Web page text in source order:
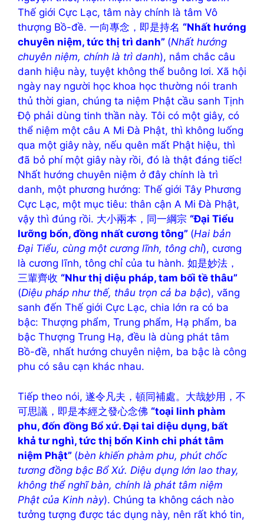
Thế giới Cực Lạc, tâm này chính là tâm Vô
thượng Bồ-đề. 一向專念，即是持名 “Nhất hướng
chuyên niệm, tức thị trì danh” (Nhất hướng
chuyên niệm, chính là trì danh), nắm chắc câu
danh hiệu này, tuyệt không thể buông lơi. Xã hội
ngày nay người học khoa học thường nói tranh
thủ thời gian, chúng ta niệm Phật cầu sanh Tịnh
Độ phải dùng tinh thần này. Tôi có một giây, có
thể niệm một câu A Mi Đà Phật, thì không luống
qua một giây này, nếu quên mất Phật hiệu, thì
đã bỏ phí một giây này rồi, đó là thật đáng tiếc!
Nhất hướng chuyên niệm ở đây chính là trì
danh, một phương hướng: Thế giới Tây Phương
Cực Lạc, một mục tiêu: thân cận A Mi Đà Phật,
vậy thì đúng rồi. 大小兩本，同一綱宗 “Đại Tiểu
lưỡng bổn, đồng nhất cương tông” (Hai bản
Đại Tiểu, cùng một cương lĩnh, tông chỉ), cương
là cương lĩnh, tông chỉ của tu hành. 如是妙法，
三輩齊收 “Như thị diệu pháp, tam bối tề thâu”
(Diệu pháp như thế, thâu trọn cả ba bậc), vãng
sanh đến Thế giới Cực Lạc, chia lớn ra có ba
bậc: Thượng phẩm, Trung phẩm, Hạ phẩm, ba
bậc Thượng Trung Hạ, đều là dùng phát tâm
Bồ-đề, nhất hướng chuyên niệm, ba bậc là công
phu có sâu cạn khác nhau.
Tiếp theo nói, 遂令凡夫，頓同補處。大哉妙用，不
可思議，即是本經之發心念佛 “toại linh phàm
phu, đốn đồng Bổ xứ. Đại tai diệu dụng, bất
khả tư nghì, tức thị bổn Kinh chi phát tâm
niệm Phật” (bèn khiến phàm phu, phút chốc
tương đồng bậc Bổ Xứ. Diệu dụng lớn lao thay,
không thể nghĩ bàn, chính là phát tâm niệm
Phật của Kinh này). Chúng ta không cách nào
tưởng tượng được tác dụng này, nên rất khó tin,